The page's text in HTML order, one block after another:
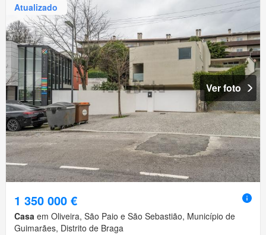
Atualizado
Ver foto
1 350 000 €
Casa em Oliveira, São Paio e São Sebastião, Município de
Guimarães, Distrito de Braga